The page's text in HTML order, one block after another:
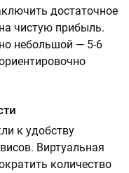
достаточное
чистую прибыль.
небольшой — 5-6
к удобству
Виртуальная
количество